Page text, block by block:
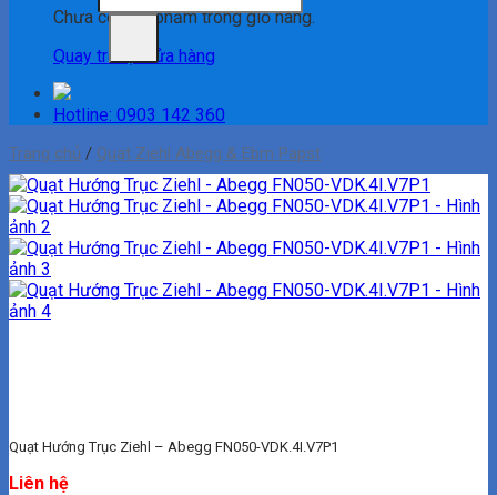
Chưa có sản phẩm trong giỏ hàng.
Quay trở lại cửa hàng
Hotline: 0903 142 360
Trang chủ / Quạt Ziehl Abegg & Ebm Papst
Quạt Hướng Trục Ziehl – Abegg FN050-VDK.4I.V7P1
Liên hệ